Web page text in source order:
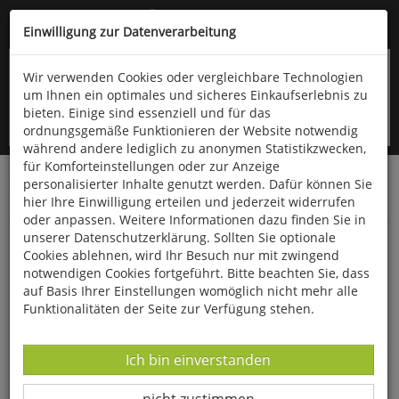
Kompletten Head der Seite überspringen
oder (06766) 9323-960
Startseite Haushalt & Garten
Vogelfutter & Zubehör
Vogelfutter
Erdnussbutter für Gartenvögel
Einwilligung zur Datenverarbeitung
Wir verwenden Cookies oder vergleichbare Technologien
um Ihnen ein optimales und sicheres Einkaufserlebnis zu
bieten. Einige sind essenziell und für das
ordnungsgemäße Funktionieren der Website notwendig
während andere lediglich zu anonymen Statistikzwecken,
für Komforteinstellungen oder zur Anzeige
personalisierter Inhalte genutzt werden. Dafür können Sie
hier Ihre Einwilligung erteilen und jederzeit widerrufen
oder anpassen. Weitere Informationen dazu finden Sie in
unserer Datenschutzerklärung. Sollten Sie optionale
Cookies ablehnen, wird Ihr Besuch nur mit zwingend
notwendigen Cookies fortgeführt. Bitte beachten Sie, dass
auf Basis Ihrer Einstellungen womöglich nicht mehr alle
Funktionalitäten der Seite zur Verfügung stehen.
Datenverarbeitung -
Ich bin einverstanden